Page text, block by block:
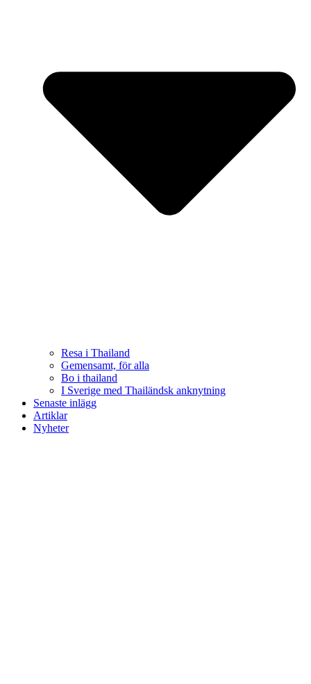
Resa i Thailand
Gemensamt, för alla
Bo i thailand
I Sverige med Thailändsk anknytning
Senaste inlägg
Artiklar
Nyheter